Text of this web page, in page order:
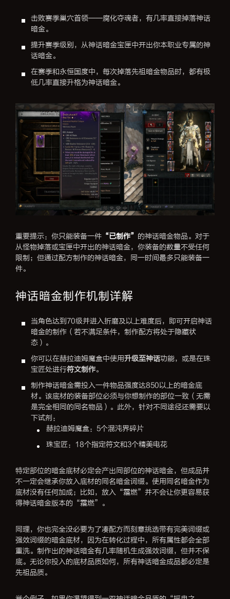
击败赛季巢穴首领——腐化夺魂者，有几率直接掉落神话
暗金。
提升赛季级别，从神话暗金宝匣中开出你本职业专属的神
话暗金。
在赛季和永恒国度中，每次掉落先祖暗金物品时，都有极
低几率直接升格为神话暗金。
重要提示：你只能装备一件 “已制作” 的神话暗金物品。对于
从怪物掉落或宝匣中开出的神话暗金，你装备的数量不受任何
限制；但通过配方制作的神话暗金，同一时间最多只能装备一
件。
神话暗金制作机制详解
当角色达到70级并进入折磨及以上难度后，即可开启神话
暗金的制作（若不满足条件，制作配方将处于隐藏状
态）。
你可以在赫拉迪姆魔盒中使用升级至神话功能，或是在珠
宝匠处进行符文制作。
制作神话暗金需投入一件物品强度达850以上的暗金底
材。该底材的装备部位必须与你想制作的部位一致（无需
是完全相同的同名物品）。此外，针对不同途径还需要以
下试剂：
赫拉迪姆魔盒：5个混沌界碎片
珠宝匠：18个指定符文和3个精美电花
特定部位的暗金底材必定会产出同部位的神话暗金，但成品并
不一定会继承你放入底材的同名暗金词缀。使用同名暗金作为
底材没有任何加成；比如，放入“霜燃”并不会让你更容易获
得神话暗金版本的“霜燃”。
同理，你也完全没必要为了凑配方而刻意挑选带有完美词缀或
强效词缀的暗金底材，因为在转化过程中，所有属性都会全部
重洗。制作出的神话暗金有几率随机生成强效词缀，但并不保
底。无论你投入的底材品质如何，所有神话暗金成品都必定是
先祖品质。